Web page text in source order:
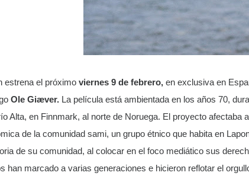
estrena el próximo viernes 9 de febrero, en exclusiva en
Ole Giæver. La película está ambientada en los años 70,
Alta, en Finnmark, al norte de Noruega. El proyecto
de la comunidad sami, un grupo étnico que habita en
de su comunidad, al colocar en el foco mediático sus
han marcado a varias generaciones e hicieron reflotar el